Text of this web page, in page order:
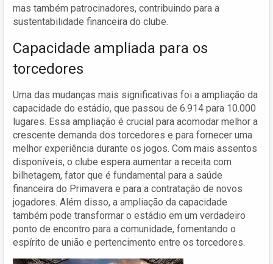
mas também patrocinadores, contribuindo para a
sustentabilidade financeira do clube.
Capacidade ampliada para os
torcedores
Uma das mudanças mais significativas foi a ampliação da
capacidade do estádio, que passou de 6.914 para 10.000
lugares. Essa ampliação é crucial para acomodar melhor a
crescente demanda dos torcedores e para fornecer uma
melhor experiência durante os jogos. Com mais assentos
disponíveis, o clube espera aumentar a receita com
bilhetagem, fator que é fundamental para a saúde
financeira do Primavera e para a contratação de novos
jogadores. Além disso, a ampliação da capacidade
também pode transformar o estádio em um verdadeiro
ponto de encontro para a comunidade, fomentando o
espírito de união e pertencimento entre os torcedores.